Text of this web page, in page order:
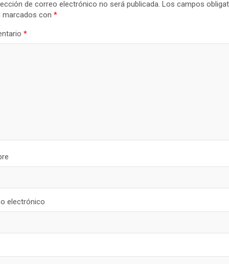
de correo electrónico no será publicada. Los campos
marcados con *
*
electrónico